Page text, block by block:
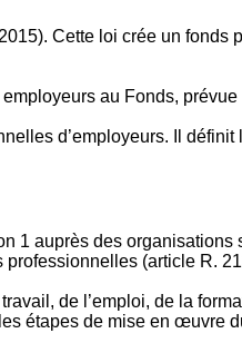
Cette loi crée un fonds
au Fonds, prévue
d’employeurs. Il définit
1 auprès des
(article R.
de l’emploi, de la
étapes de mise en œuvre